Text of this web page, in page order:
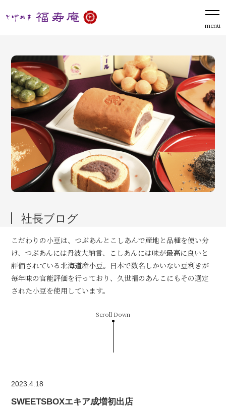
menu
社長ブログ
こだわりの小豆は、つぶあんとこしあんで産地と品種を使い分
け、つぶあんには丹波大納言、こしあんには味が最高に良いと
評価されている北海道産小豆。日本で数名しかいない豆利きが
毎年味の官能評価を行っており、久世福のあんこにもその選定
された小豆を使用しています。
Scroll Down
2023.4.18
SWEETSBOXエキア成増初出店